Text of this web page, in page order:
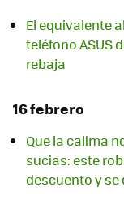
El equivalente
teléfono ASUS
rebaja
16 febrero
Que la calima
sucias: este
descuento y